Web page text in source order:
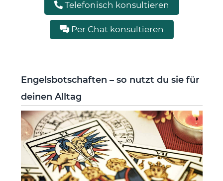
Telefonisch konsultieren
Per Chat konsultieren
Engelsbotschaften – so nutzt du sie für
deinen Alltag